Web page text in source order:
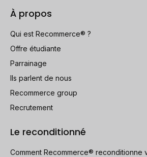
À propos
Qui est Recommerce® ?
Offre étudiante
Parrainage
Ils parlent de nous
Recommerce group
Recrutement
Le reconditionné
Comment Recommerce® reconditionne